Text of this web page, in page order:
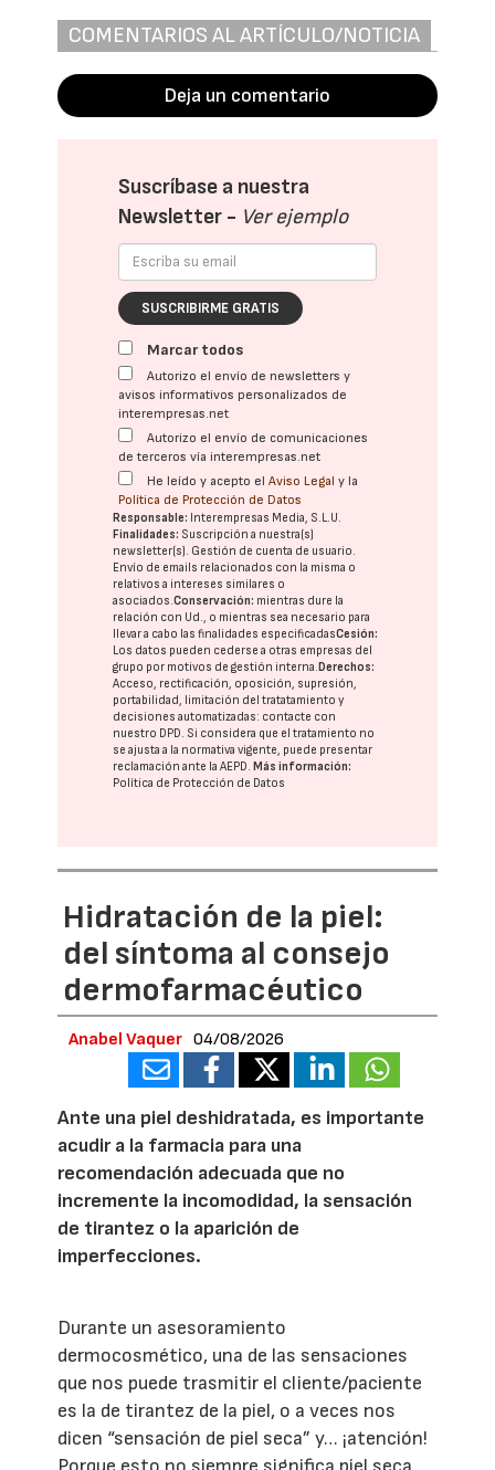
COMENTARIOS AL ARTÍCULO/NOTICIA
Deja un comentario
Suscríbase a nuestra
Newsletter - Ver ejemplo
SUSCRIBIRME GRATIS
Marcar todos
Autorizo el envío de newsletters y
avisos informativos personalizados de
interempresas.net
Autorizo el envío de comunicaciones
de terceros vía interempresas.net
He leído y acepto elAviso Legal y la
Política de Protección de Datos
Responsable: Interempresas Media, S.L.U.
Finalidades: Suscripción a nuestra(s)
newsletter(s). Gestión de cuenta de usuario.
Envío de emails relacionados con la misma o
relativos a intereses similares o
asociados.Conservación: mientras dure la
relación con Ud., o mientras sea necesario para
llevar a cabo las finalidades especificadasCesión:
Los datos pueden cederse a otras empresas del
grupo por motivos de gestión interna.Derechos:
Acceso, rectificación, oposición, supresión,
portabilidad, limitación del tratatamiento y
decisiones automatizadas: contacte con
nuestro DPD . Si considera que el tratamiento no
se ajusta a la normativa vigente, puede presentar
reclamación ante laAEPD .Más información:
Política de Protección de Datos
Hidratación de la piel:
del síntoma al consejo
dermofarmacéutico
Anabel Vaquer 04/08/2026
Ante una piel deshidratada, es importante
acudir a la farmacia para una
recomendación adecuada que no
incremente la incomodidad, la sensación
de tirantez o la aparición de
imperfecciones.
Durante un asesoramiento
dermocosmético, una de las sensaciones
que nos puede trasmitir el cliente/paciente
es la de tirantez de la piel, o a veces nos
dicen “sensación de piel seca” y… ¡atención!